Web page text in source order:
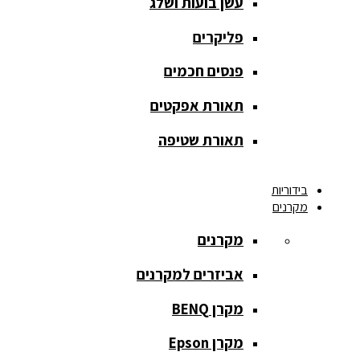
מסך הקרנה
roll up
מסך הקרנה
חצובה
ידני
מסך הקרנה
מסך הקרנה
קבוע
פליקרים
פנסים חכמים
תאורת אפקטים
תאורת שטיפה
בידוריות
מקרנים
מקרנים
אביזרים למקרנים
מקרן BENQ
מקרן Epson